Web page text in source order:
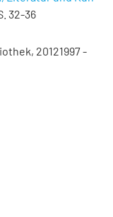
32-36
20121997 -